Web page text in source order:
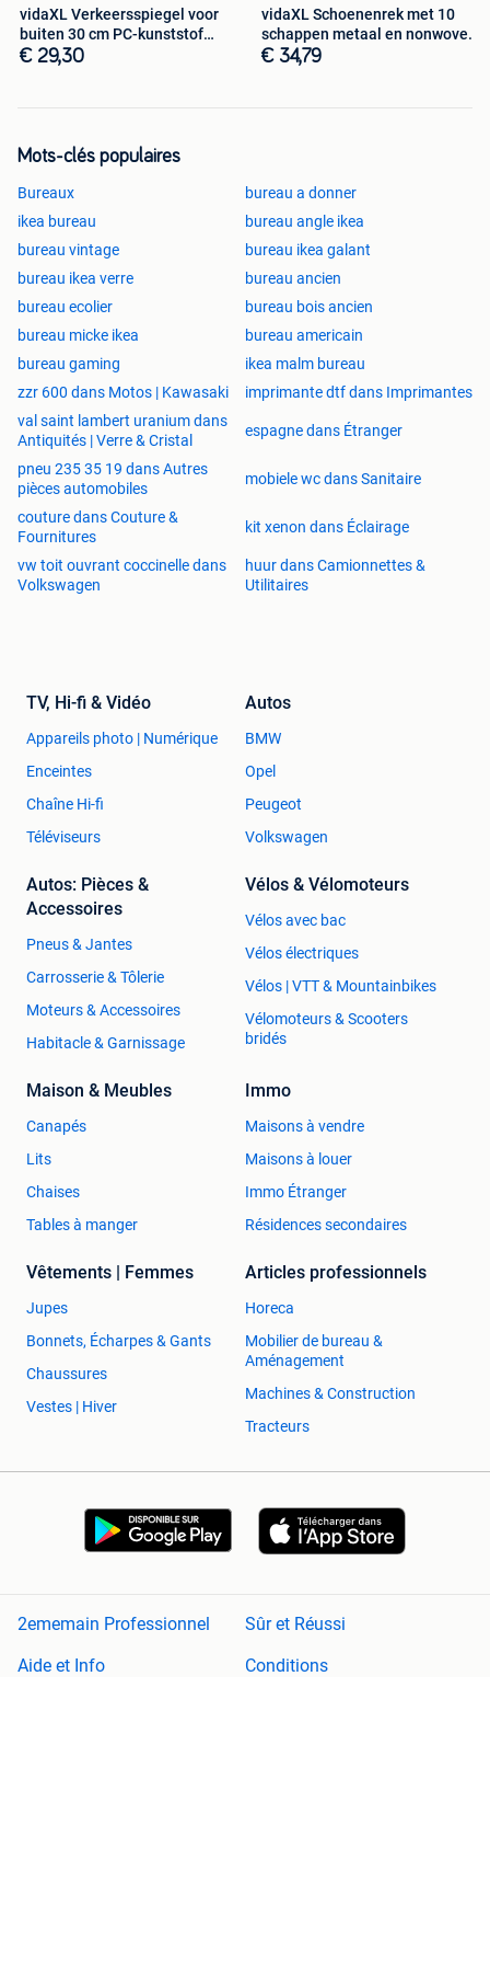
vidaXL Verkeersspiegel voor
buiten 30 cm PC-kunststof
zwart
€ 29,30
vidaXL Schoenenrek met 10
schappen metaal en nonwoven
stof
€ 34,79
Mots-clés populaires
Bureaux
bureau a donner
ikea bureau
bureau angle ikea
bureau vintage
bureau ikea galant
bureau ikea verre
bureau ancien
bureau ecolier
bureau bois ancien
bureau micke ikea
bureau americain
bureau gaming
ikea malm bureau
zzr 600 dans Motos | Kawasaki
imprimante dtf dans Imprimantes
val saint lambert uranium dans
Antiquités | Verre & Cristal
espagne dans Étranger
pneu 235 35 19 dans Autres
pièces automobiles
mobiele wc dans Sanitaire
couture dans Couture &
Fournitures
kit xenon dans Éclairage
vw toit ouvrant coccinelle dans
Volkswagen
huur dans Camionnettes &
Utilitaires
TV, Hi-fi & Vidéo
Appareils photo | Numérique
Enceintes
Chaîne Hi-fi
Téléviseurs
Autos
BMW
Opel
Peugeot
Volkswagen
Autos: Pièces &
Accessoires
Pneus & Jantes
Carrosserie & Tôlerie
Moteurs & Accessoires
Habitacle & Garnissage
Vélos & Vélomoteurs
Vélos avec bac
Vélos électriques
Vélos | VTT & Mountainbikes
Vélomoteurs & Scooters
bridés
Maison & Meubles
Canapés
Lits
Chaises
Tables à manger
Immo
Maisons à vendre
Maisons à louer
Immo Étranger
Résidences secondaires
Vêtements | Femmes
Jupes
Bonnets, Écharpes & Gants
Chaussures
Vestes | Hiver
Articles professionnels
Horeca
Mobilier de bureau &
Aménagement
Machines & Construction
Tracteurs
2ememain Professionnel
Sûr et Réussi
Aide et Info
Conditions